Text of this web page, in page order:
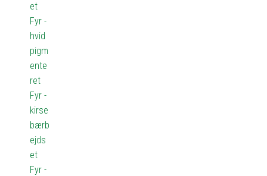
et
Fyr -
hvid
pigm
ente
ret
Fyr -
kirse
bærb
ejds
et
Fyr -